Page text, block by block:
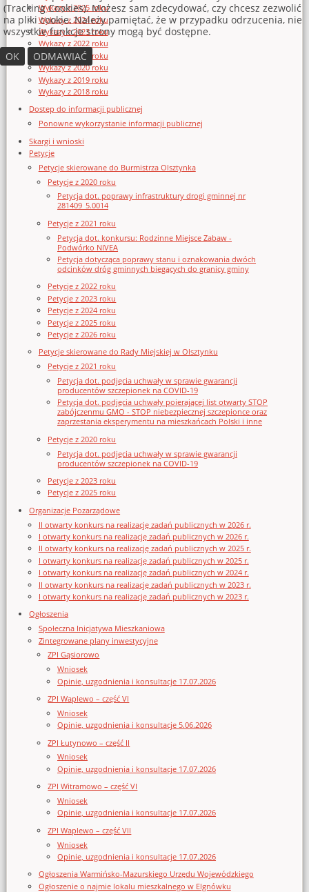
Wykazy z 2025 roku
Wykazy z 2024 roku
Wykazy z 2023 roku
Wykazy z 2022 roku
Wykazy z 2021 roku
Wykazy z 2020 roku
Wykazy z 2019 roku
Wykazy z 2018 roku
Dostęp do informacji publicznej
Ponowne wykorzystanie informacji publicznej
Skargi i wnioski
Petycje
Petycje skierowane do Burmistrza Olsztynka
Petycje z 2020 roku
Petycja dot. poprawy infrastruktury drogi gminnej nr
281409_5.0014
Petycje z 2021 roku
Petycja dot. konkursu: Rodzinne Miejsce Zabaw -
Podwórko NIVEA
Petycja dotycząca poprawy stanu i oznakowania dwóch
odcinków dróg gminnych biegących do granicy gminy
Petycje z 2022 roku
Petycje z 2023 roku
Petycje z 2024 roku
Petycje z 2025 roku
Petycje z 2026 roku
Petycje skierowane do Rady Miejskiej w Olsztynku
Petycje z 2021 roku
Petycja dot. podjęcia uchwały w sprawie gwarancji
producentów szczepionek na COVID-19
Petycja dot. podjęcia uchwały poierającej list otwarty STOP
zabójczenmu GMO - STOP niebezpiecznej szczepionce oraz
zaprzestania eksperymentu na mieszkańcach Polski i inne
Petycje z 2020 roku
Petycja dot. podjęcia uchwały w sprawie gwarancji
producentów szczepionek na COVID-19
Petycje z 2023 roku
Petycje z 2025 roku
Organizacje Pozarządowe
II otwarty konkurs na realizację zadań publicznych w 2026 r.
I otwarty konkurs na realizację zadań publicznych w 2026 r.
II otwarty konkurs na realizację zadań publicznych w 2025 r.
I otwarty konkurs na realizację zadań publicznych w 2025 r.
I otwarty konkurs na realizację zadań publicznych w 2024 r.
II otwarty konkurs na realizację zadań publicznych w 2023 r.
I otwarty konkurs na realizację zadań publicznych w 2023 r.
Ogłoszenia
Społeczna Inicjatywa Mieszkaniowa
Zintegrowane plany inwestycyjne
ZPI Gąsiorowo
Wniosek
Opinie, uzgodnienia i konsultacje 17.07.2026
ZPI Waplewo – część VI
Wniosek
Opinie, uzgodnienia i konsultacje 5.06.2026
ZPI Łutynowo – część II
Wniosek
Opinie, uzgodnienia i konsultacje 17.07.2026
ZPI Witramowo – część VI
Wniosek
Opinie, uzgodnienia i konsultacje 17.07.2026
ZPI Waplewo – część VII
Wniosek
Opinie, uzgodnienia i konsultacje 17.07.2026
Ogłoszenia Warmińsko-Mazurskiego Urzędu Wojewódzkiego
Ogłoszenie o najmie lokalu mieszkalnego w Elgnówku
(Tracking Cookies). Możesz sam zdecydować, czy chcesz zezwolić
na pliki cookie. Należy pamiętać, że w przypadku odrzucenia, nie
wszystkie funkcje strony mogą być dostępne.
OK
ODMAWIAĆ